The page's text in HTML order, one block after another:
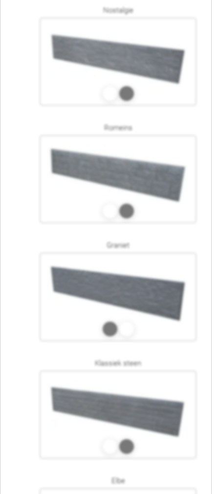
Nostalgie
Romeins
Graniet
Klassiek steen
Elbe